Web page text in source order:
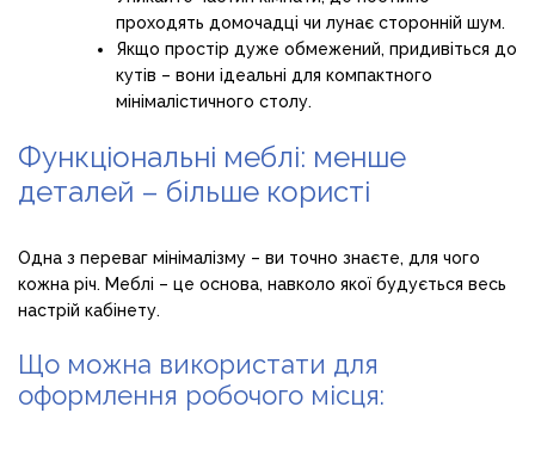
проходять домочадці чи лунає сторонній шум.
Якщо простір дуже обмежений, придивіться до
кутів – вони ідеальні для компактного
мінімалістичного столу.
Функціональні меблі: менше
деталей – більше користі
Одна з переваг мінімалізму – ви точно знаєте, для чого
кожна річ. Меблі – це основа, навколо якої будується весь
настрій кабінету.
Що можна використати для
оформлення робочого місця: